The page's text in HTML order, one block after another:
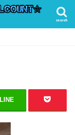
search
LINE